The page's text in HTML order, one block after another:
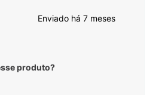
Enviado há 7 meses
produto?